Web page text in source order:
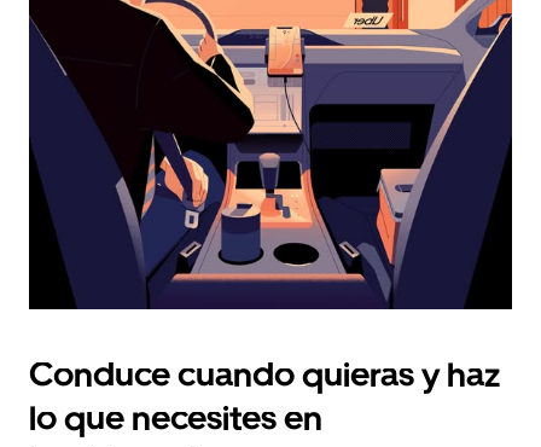
el
botón
escape
el
calendario.
Conduce cuando quieras y haz
lo que necesites en